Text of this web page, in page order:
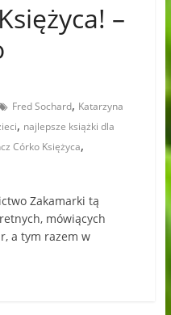
–
Fred Sochard, Katarzyna
, najlepsze książki dla
Córko Księżyca,
Zakamarki tą
mówiących
a tym razem w